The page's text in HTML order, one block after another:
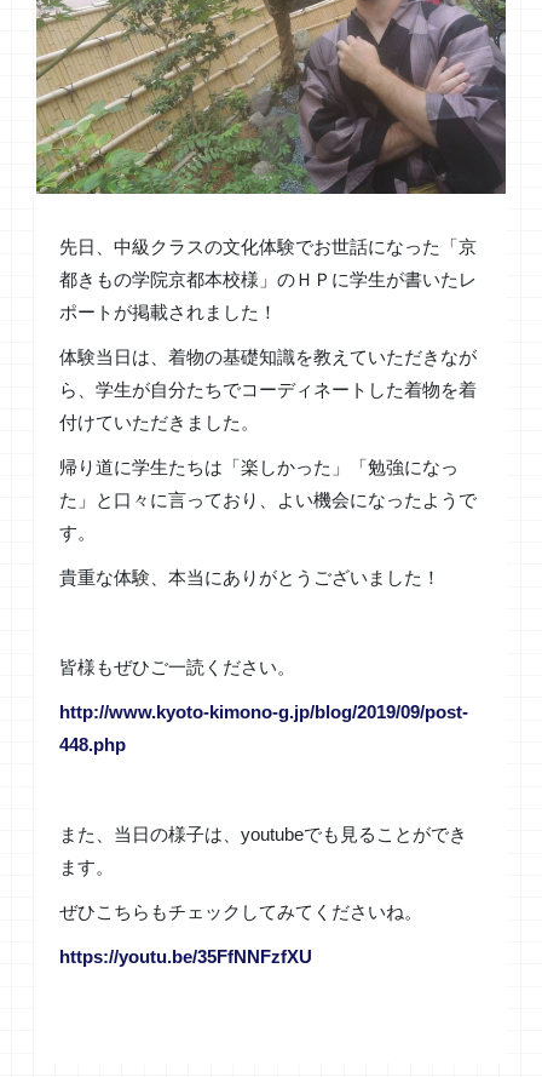
先日、中級クラスの文化体験でお世話になった「京
都きもの学院京都本校様」のＨＰに学生が書いたレ
ポートが掲載されました！
体験当日は、着物の基礎知識を教えていただきなが
ら、学生が自分たちでコーディネートした着物を着
付けていただきました。
帰り道に学生たちは「楽しかった」「勉強になっ
た」と口々に言っており、よい機会になったようで
す。
貴重な体験、本当にありがとうございました！
皆様もぜひご一読ください。
http://www.kyoto-kimono-g.jp/blog/2019/09/post-
448.php
また、当日の様子は、youtubeでも見ることができ
ます。
ぜひこちらもチェックしてみてくださいね。
https://youtu.be/35FfNNFzfXU